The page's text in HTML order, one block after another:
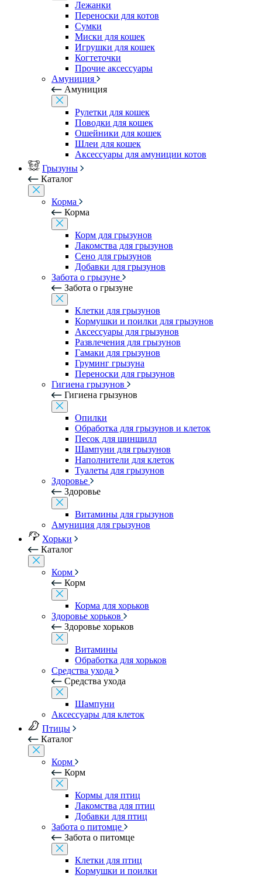
Лежанки
Переноски для котов
Сумки
Миски для кошек
Игрушки для кошек
Когтеточки
Прочие аксессуары
Амуниция
Амуниция
Рулетки для кошек
Поводки для кошек
Ошейники для кошек
Шлеи для кошек
Аксессуары для амуниции котов
Грызуны
Каталог
Корма
Корма
Корм для грызунов
Лакомства для грызунов
Сено для грызунов
Добавки для грызунов
Забота о грызуне
Забота о грызуне
Клетки для грызунов
Кормушки и поилки для грызунов
Аксессуары для грызунов
Развлечения для грызунов
Гамаки для грызунов
Груминг грызуна
Переноски для грызунов
Гигиена грызунов
Гигиена грызунов
Опилки
Обработка для грызунов и клеток
Песок для шиншилл
Шампуни для грызунов
Наполнители для клеток
Туалеты для грызунов
Здоровье
Здоровье
Витамины для грызунов
Амуниция для грызунов
Хорьки
Каталог
Корм
Корм
Корма для хорьков
Здоровье хорьков
Здоровье хорьков
Витамины
Обработка для хорьков
Средства ухода
Средства ухода
Шампуни
Аксессуары для клеток
Птицы
Каталог
Корм
Корм
Кормы для птиц
Лакомства для птиц
Добавки для птиц
Забота о питомце
Забота о питомце
Клетки для птиц
Кормушки и поилки